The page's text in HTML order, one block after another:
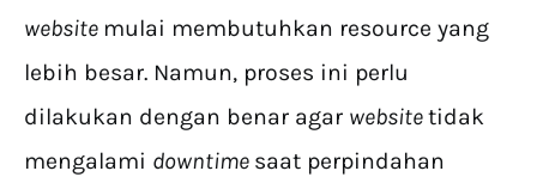
website mulai membutuhkan resource yang
lebih besar. Namun, proses ini perlu
dilakukan dengan benar agar websitetidak
mengalami downtime saat perpindahan